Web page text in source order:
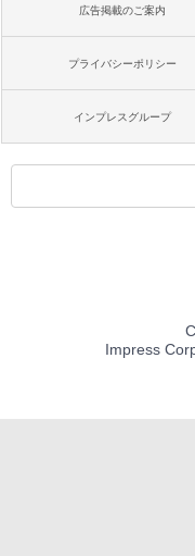
広告掲載のご案内
プライバシーポリシー
インプレスグループ
Impress